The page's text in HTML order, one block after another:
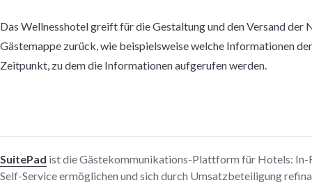
Das Wellnesshotel greift für die Gestaltung und den Versand
Gästemappe zurück, wie beispielsweise welche Informationen
Zeitpunkt, zu dem die Informationen aufgerufen werden.
SuitePad ist die Gästekommunikations-Plattform für Hotels:
Self-Service ermöglichen und sich durch Umsatzbeteiligung